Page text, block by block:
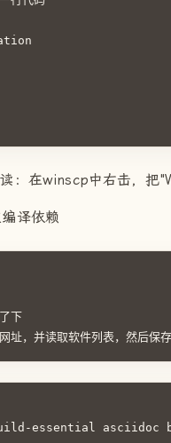
：在winscp中右击，把
译依赖
下
址，并读取软件列表，然后保
essential asciidoc